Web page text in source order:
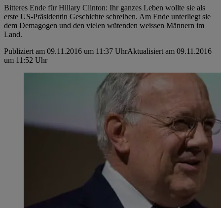
Bitteres Ende für Hillary Clinton: Ihr ganzes Leben wollte sie als
erste US-Präsidentin Geschichte schreiben. Am Ende unterliegt sie
dem Demagogen und den vielen wütenden weissen Männern im
Land.
Publiziert am 09.11.2016 um 11:37 UhrAktualisiert am 09.11.2016
um 11:52 Uhr